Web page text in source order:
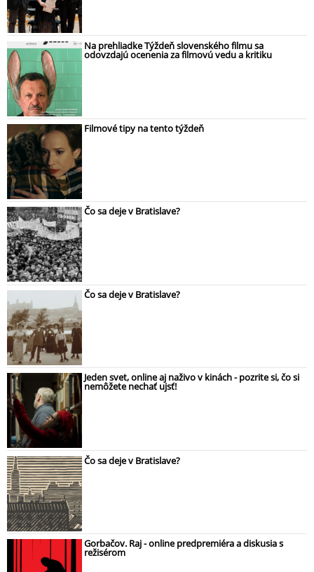
Na prehliadke Týždeň slovenského filmu sa
odovzdajú ocenenia za filmovú vedu a kritiku
Filmové tipy na tento týždeň
Čo sa deje v Bratislave?
Čo sa deje v Bratislave?
Jeden svet, online aj naživo v kinách - pozrite si, čo si
nemôžete nechať ujsť!
Čo sa deje v Bratislave?
Gorbačov. Raj - online predpremiéra a diskusia s
režisérom